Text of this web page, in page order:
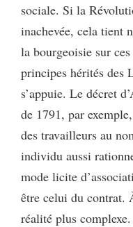
sociale. Si la
inachevée, cela tient
la bourgeoisie sur
principes hérités des
s’appuie. Le décret
de 1791, par
des travailleurs au
individu aussi
mode licite
être celui du contrat.
réalité plus